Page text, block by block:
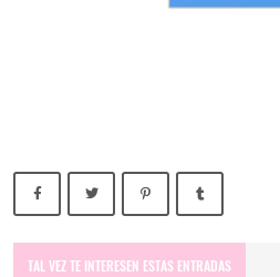
TAL VEZ TE INTERESEN ESTAS ENTRADAS